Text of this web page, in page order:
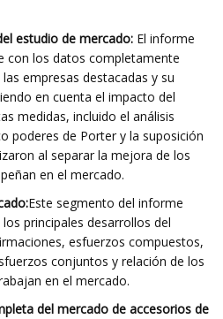
estudio de mercado: El informe
con los datos completamente
empresas destacadas y su
en cuenta el impacto del
medidas, incluido el análisis
poderes de Porter y la suposición
al separar la mejora de los
en el mercado.
Este segmento del informe
principales desarrollos del
esfuerzos compuestos,
conjuntos y relación de los
en el mercado.
del mercado de accesorios de